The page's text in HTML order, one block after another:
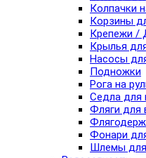
Колпачки
Корзины
Крепежи /
Крылья
Насосы
Подножки
Рога на
Седла для
Фляги для
Фонари
Шлемы